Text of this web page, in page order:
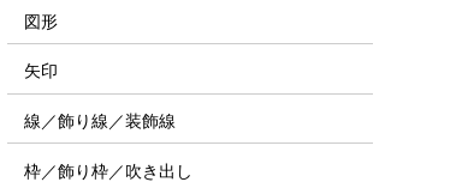
図形
矢印
線／飾り線／装飾線
枠／飾り枠／吹き出し